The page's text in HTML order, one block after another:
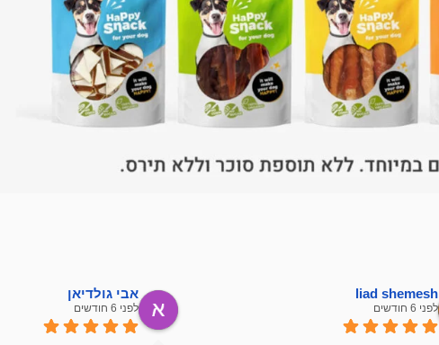
liad shemesh
לפני 6 חודשים
אבי גולדיאן
לפני 6 חודשים